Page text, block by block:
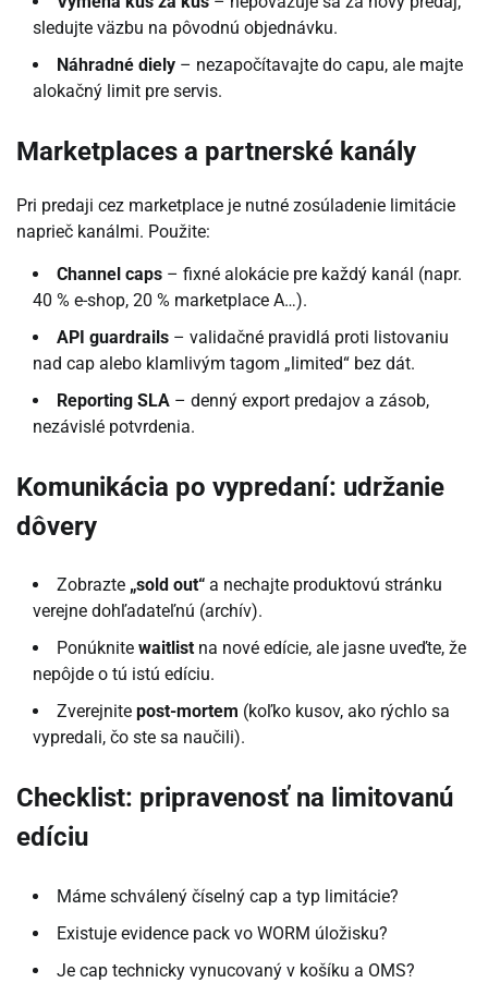
sledujte väzbu na pôvodnú objednávku.
Náhradné diely – nezapočítavajte do capu, ale majte
alokačný limit pre servis.
Marketplaces a partnerské kanály
Pri predaji cez marketplace je nutné zosúladenie limitácie
naprieč kanálmi. Použite:
Channel caps – fixné alokácie pre každý kanál (napr.
40 % e-shop, 20 % marketplace A…).
API guardrails – validačné pravidlá proti listovaniu
nad cap alebo klamlivým tagom „limited“ bez dát.
Reporting SLA – denný export predajov a zásob,
nezávislé potvrdenia.
Komunikácia po vypredaní: udržanie
dôvery
Zobrazte „sold out“ a nechajte produktovú stránku
verejne dohľadateľnú (archív).
Ponúknite waitlist na nové edície, ale jasne uveďte, že
nepôjde o tú istú edíciu.
Zverejnite post-mortem (koľko kusov, ako rýchlo sa
vypredali, čo ste sa naučili).
Checklist: pripravenosť na limitovanú
edíciu
Máme schválený číselný cap a typ limitácie?
Existuje evidence pack vo WORM úložisku?
Je cap technicky vynucovaný v košíku a OMS?